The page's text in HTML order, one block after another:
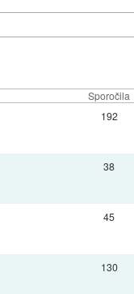
Sporočila
192
38
45
130